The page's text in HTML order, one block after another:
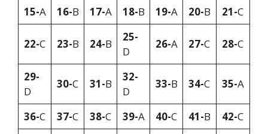
15-A 16-B 17-A 18-B 19-A 20-B 21-C
22-C 23-B 24-B
25-
D
26-A 27-C 28-C
29-
D
30-C 31-B
32-
D
33-B 34-C 35-A
36-C 37-C 38-C 39-A 40-C 41-B 42-C